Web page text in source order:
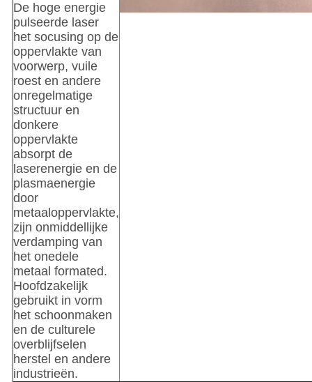
De hoge energie
pulseerde laser
het socusing op de
oppervlakte van
voorwerp, vuile
roest en andere
onregelmatige
structuur en
donkere
oppervlakte
absorpt de
laserenergie en de
plasmaenergie
door
metaaloppervlakte,
zijn onmiddellijke
verdamping van
het onedele
metaal formated.
Hoofdzakelijk
gebruikt in vorm
het schoonmaken
en de culturele
overblijfselen
herstel en andere
industrieën.